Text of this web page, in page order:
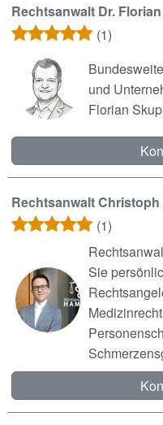
Rechtsanwalt Dr.
(1)
und
Florian
Rechtsanwalt
(1)
Sie